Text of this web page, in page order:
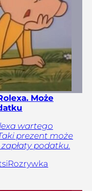
Może
wartego
prezent może
podatku.
Rozrywka